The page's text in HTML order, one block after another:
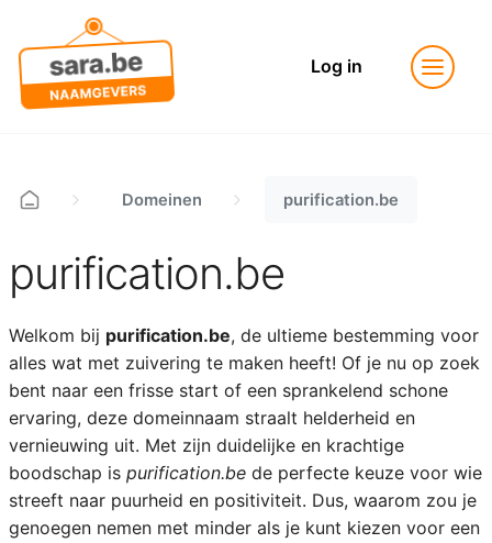
Log in
Domeinen purification.be
purification.be
Welkom bij purification.be, de ultieme bestemming voor
alles wat met zuivering te maken heeft! Of je nu op zoek
bent naar een frisse start of een sprankelend schone
ervaring, deze domeinnaam straalt helderheid en
vernieuwing uit. Met zijn duidelijke en krachtige
boodschap is purification.bede perfecte keuze voor wie
streeft naar puurheid en positiviteit. Dus, waarom zou je
genoegen nemen met minder als je kunt kiezen voor een